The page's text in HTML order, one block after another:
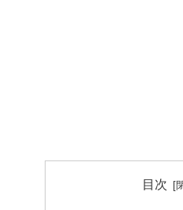
目次